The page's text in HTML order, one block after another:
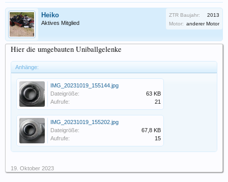
Heiko
Aktives Mitglied
ZTR Baujahr:
2013
Motor: anderer Motor
Hier die umgebauten Uniballgelenke
Anhänge:
IMG_20231019_155144.jpg
Dateigröße:
63 KB
Aufrufe:
21
IMG_20231019_155202.jpg
Dateigröße:
67,8 KB
Aufrufe:
15
19. Oktober 2023